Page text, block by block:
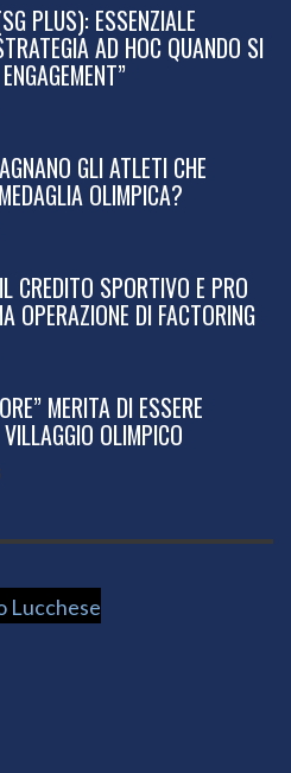
PLUS): ESSENZIALE
AD HOC QUANDO SI
GLI ATLETI CHE
OLIMPICA?
CREDITO SPORTIVO E PRO
OPERAZIONE DI FACTORING
MERITA DI ESSERE
OLIMPICO